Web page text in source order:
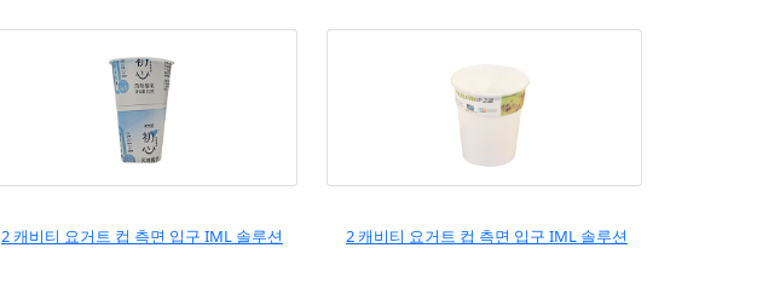
2 캐비티 요거트 컵 측면 입구 IML 솔루션 2 캐비티 요거트 컵 측면 입구 IML 솔루션